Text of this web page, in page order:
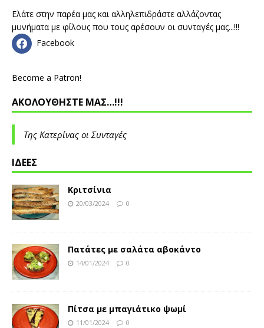
Ελάτε στην παρέα μας και αλληλεπιδράστε αλλάζοντας
μυνήματα με φίλους που τους αρέσουν οι συνταγές μας...!!!
Facebook
Become a Patron!
ΑΚΟΛΟΥΘΗΣΤΕ ΜΑΣ…!!!
Της Κατερίνας οι Συνταγές
ΙΔΕΕΣ
Κριτσίνια
20/03/2024 0
Πατάτες με σαλάτα αβοκάντο
14/01/2024 0
Πίτσα με μπαγιάτικο ψωμί
11/01/2024 0